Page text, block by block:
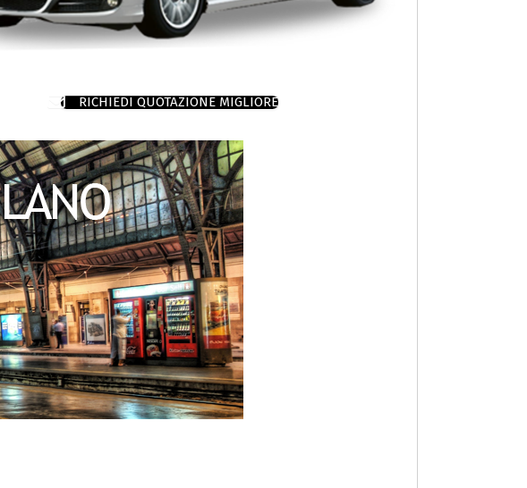
RICHIEDI QUOTAZIONE MIGLIORE